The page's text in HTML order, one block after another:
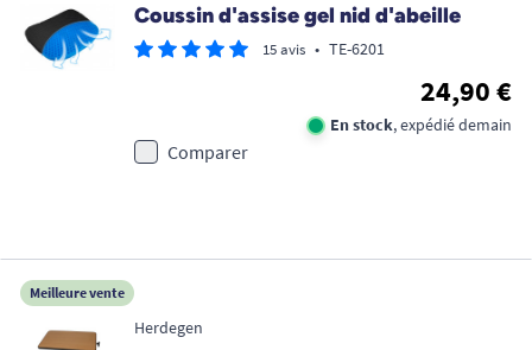
Coussin d'assise gel nid d'abeille
15 avis • TE-6201
24,90 €
En stock, expédié demain
Comparer
Meilleure vente
Herdegen